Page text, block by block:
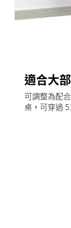
適合大
可調整為配
桌，可穿過